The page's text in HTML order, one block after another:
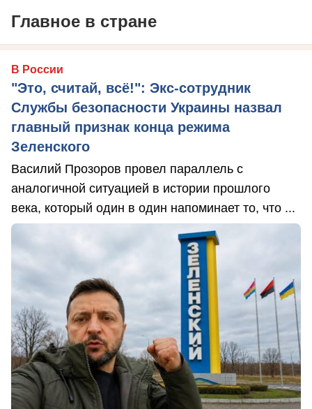
Главное в стране
В России
"Это, считай, всё!": Экс-сотрудник
Службы безопасности Украины назвал
главный признак конца режима
Зеленского
Василий Прозоров провел параллель с
аналогичной ситуацией в истории прошлого
века, который один в один напоминает то, что ...